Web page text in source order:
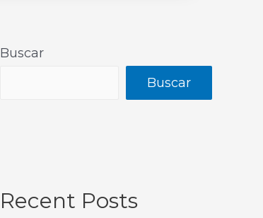
Buscar
Buscar
Recent Posts